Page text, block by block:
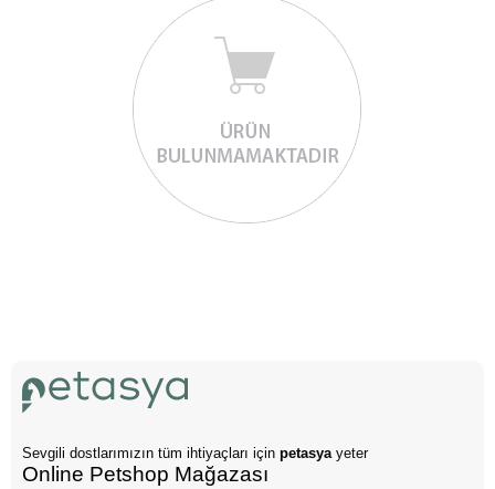
Sevgili dostlarımızın tüm ihtiyaçları için petasya yeter
Online Petshop Mağazası